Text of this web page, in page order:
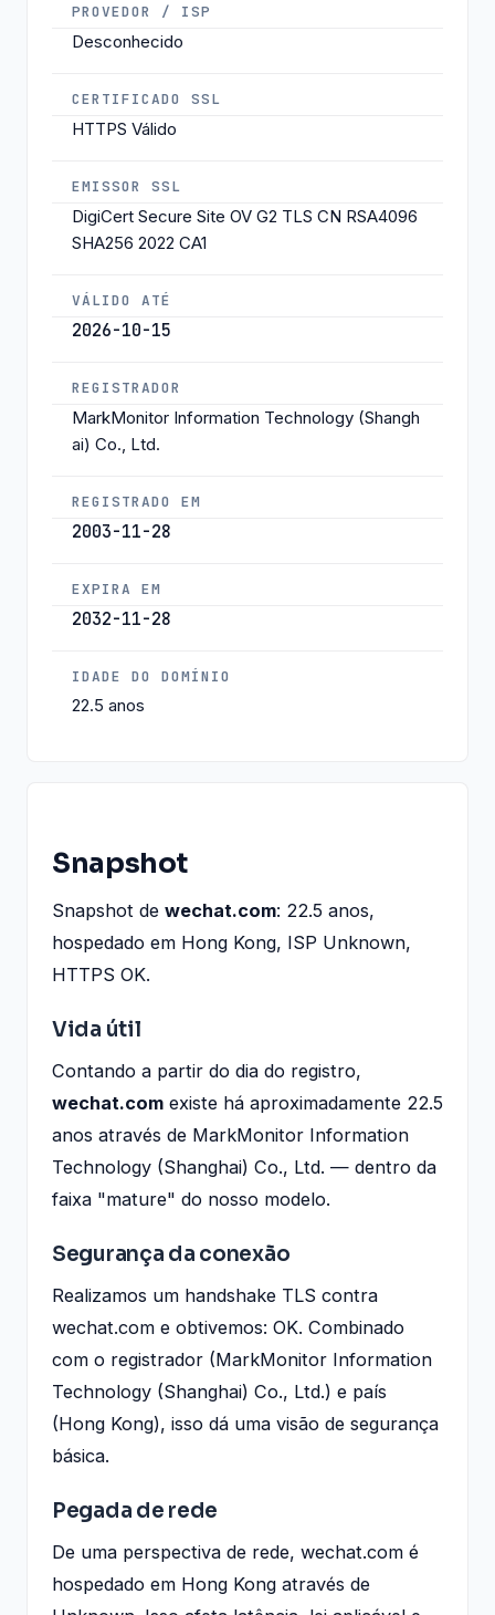
PROVEDOR / ISP
Desconhecido
CERTIFICADO SSL
HTTPS Válido
EMISSOR SSL
DigiCert Secure Site OV G2 TLS CN RSA4096
SHA256 2022 CA1
VÁLIDO ATÉ
2026-10-15
REGISTRADOR
MarkMonitor Information Technology (Shangh
ai) Co., Ltd.
REGISTRADO EM
2003-11-28
EXPIRA EM
2032-11-28
IDADE DO DOMÍNIO
22.5 anos
Snapshot
Snapshot de wechat.com: 22.5 anos,
hospedado em Hong Kong, ISP Unknown,
HTTPS OK.
Vida útil
Contando a partir do dia do registro,
wechat.com existe há aproximadamente 22.5
anos através de MarkMonitor Information
Technology (Shanghai) Co., Ltd. — dentro da
faixa "mature" do nosso modelo.
Segurança da conexão
Realizamos um handshake TLS contra
wechat.com e obtivemos: OK. Combinado
com o registrador (MarkMonitor Information
Technology (Shanghai) Co., Ltd.) e país
(Hong Kong), isso dá uma visão de segurança
básica.
Pegada de rede
De uma perspectiva de rede, wechat.com é
hospedado em Hong Kong através de